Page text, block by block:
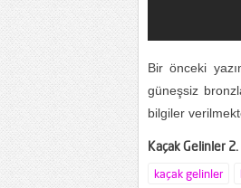
Bir önceki
güneşsiz
bilgiler
Kaçak Gelinler
kaçak gelinler